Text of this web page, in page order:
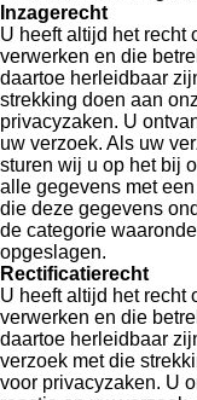
Inzagerecht
U heeft altijd het recht
verwerken en die
daartoe herleidbaar
strekking doen aan
privacyzaken. U
uw verzoek. Als uw
sturen wij u op het bij
alle gegevens met
die deze gegevens
de categorie
opgeslagen.
Rectificatierecht
U heeft altijd het recht
verwerken en die
daartoe herleidbaar
verzoek met die
voor privacyzaken. U